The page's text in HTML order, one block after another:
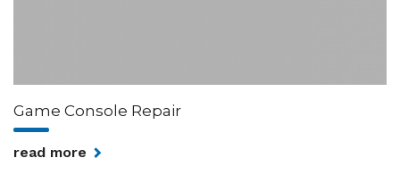
Game Console Repair
read more